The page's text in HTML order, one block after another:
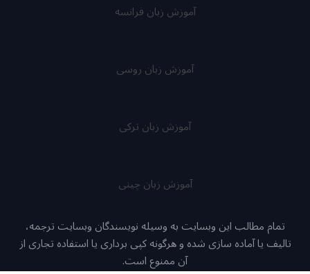
آموزش زبان فرانسه
آموزش زبان روسی
آموزش زبان ترکی
آموزش زبان چینی
تمام مطالب این وبسایت به وسیله نویسندگان وبسایت ترجمه،
تالیف یا آماده سازی شده و هرگونه کپی برداری یا استفاده تجاری از
آن ممنوع است.